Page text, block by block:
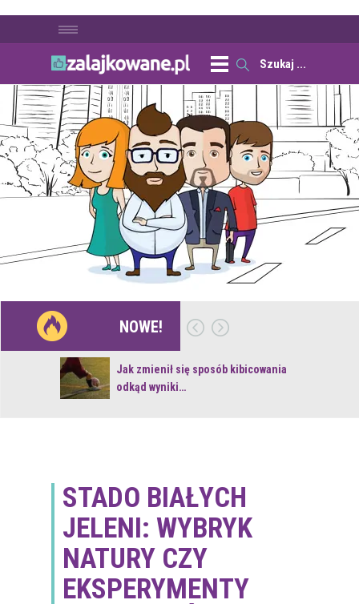
NOWE!
Jak zmienił się sposób kibicowania
odkąd wyniki…
STADO BIAŁYCH
JELENI: WYBRYK
NATURY CZY
EKSPERYMENTY